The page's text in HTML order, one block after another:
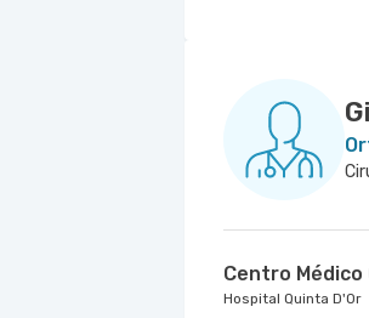
Centro
Hospital Quinta D'Or